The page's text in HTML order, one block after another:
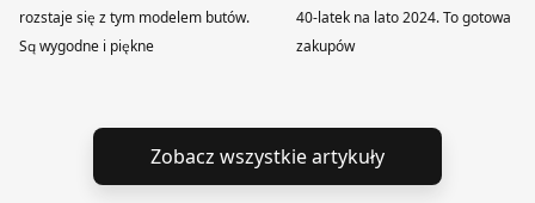
rozstaje się z tym modelem butów.
Są wygodne i piękne
40-latek na lato 2024. To gotowa
zakupów
Zobacz wszystkie artykuły